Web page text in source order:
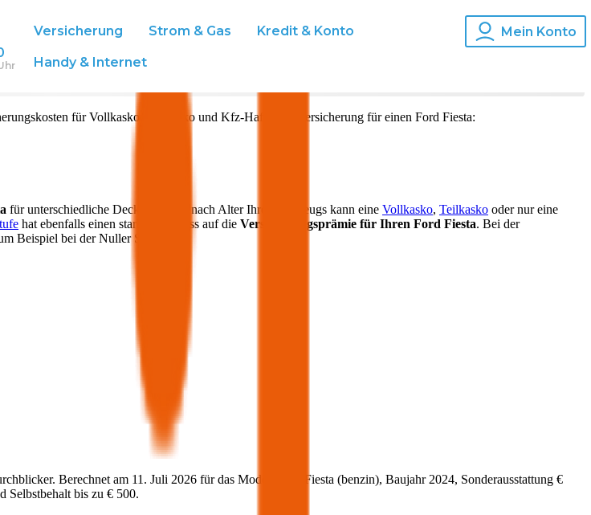
Versicherung Strom & Gas Kredit & Konto
Handy & Internet
Mein Konto
für Vollkasko, Teilkasko und Kfz-Haftpflichtversicherung für einen Ford Fiesta:
für unterschiedliche Deckungen. Je nach Alter Ihres Fahrzeugs kann eine Vollkasko, Teilkasko oder nur eine
hat ebenfalls einen starken Einfluss auf die Versicherungsprämie für Ihren Ford Fiesta. Bei der
Beispiel bei der Nuller Stufe.
Berechnet am 11. Juli 2026 für das Modell Fiesta (benzin), Baujahr 2024, Sonderausstattung €
Selbstbehalt bis zu € 500.